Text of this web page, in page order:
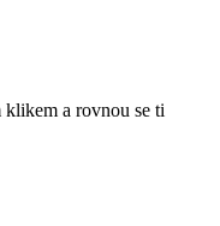
a rovnou se ti